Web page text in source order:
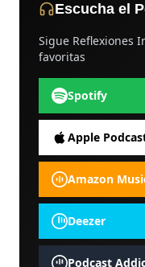
Escucha el
Sigue Reflexiones
favoritas
Spotify
Apple
Amazon
Deezer
Podcast